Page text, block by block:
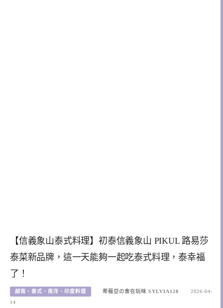
【信義象山泰式料理】初泰信義象山 PIKUL 路易莎
泰菜新品牌，這一天能夠一起吃泰式料理，泰幸福
了！
越南、泰式、南洋、印度料理 希薇亞の食在玩味 SYLVIA128
2026-04-
14